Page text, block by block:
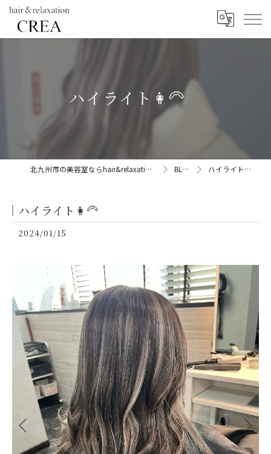
ハイライト👩‍🦳
北九州市の美容室ならhair&relaxation CREA BLOG ハイライト👩‍🦳
ハイライト👩‍🦳
2024/01/15